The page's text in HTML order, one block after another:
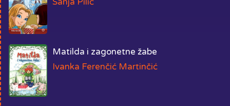
Matilda i zagonetne žabe
Ivanka Ferenčić Martinčić